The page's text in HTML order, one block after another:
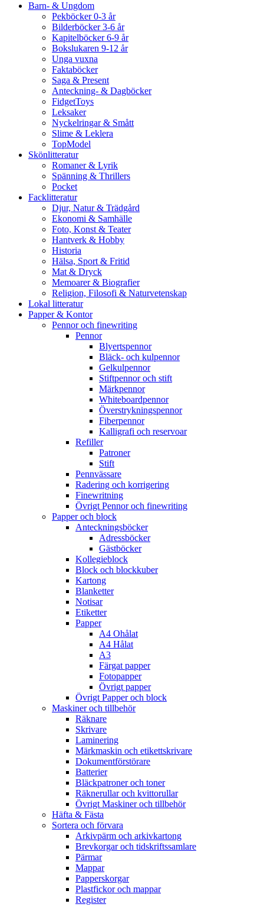
Barn- & Ungdom
Pekböcker 0-3 år
Bilderböcker 3-6 år
Kapitelböcker 6-9 år
Bokslukaren 9-12 år
Unga vuxna
Faktaböcker
Saga & Present
Anteckning- & Dagböcker
FidgetToys
Leksaker
Nyckelringar & Smått
Slime & Leklera
TopModel
Skönlitteratur
Romaner & Lyrik
Spänning & Thrillers
Pocket
Facklitteratur
Djur, Natur & Trädgård
Ekonomi & Samhälle
Foto, Konst & Teater
Hantverk & Hobby
Historia
Hälsa, Sport & Fritid
Mat & Dryck
Memoarer & Biografier
Religion, Filosofi & Naturvetenskap
Lokal litteratur
Papper & Kontor
Pennor och finewriting
Pennor
Blyertspennor
Bläck- och kulpennor
Gelkulpennor
Stiftpennor och stift
Märkpennor
Whiteboardpennor
Överstrykningspennor
Fiberpennor
Kalligrafi och reservoar
Refiller
Patroner
Stift
Pennvässare
Radering och korrigering
Finewritning
Övrigt Pennor och finewriting
Papper och block
Anteckningsböcker
Adressböcker
Gästböcker
Kollegieblock
Block och blockkuber
Kartong
Blanketter
Notisar
Etiketter
Papper
A4 Ohålat
A4 Hålat
A3
Färgat papper
Fotopapper
Övrigt papper
Övrigt Papper och block
Maskiner och tillbehör
Räknare
Skrivare
Laminering
Märkmaskin och etikettskrivare
Dokumentförstörare
Batterier
Bläckpatroner och toner
Räknerullar och kvittorullar
Övrigt Maskiner och tillbehör
Häfta & Fästa
Sortera och förvara
Arkivpärm och arkivkartong
Brevkorgar och tidskriftssamlare
Pärmar
Mappar
Papperskorgar
Plastfickor och mappar
Register